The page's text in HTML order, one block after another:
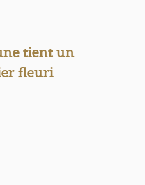
tient un
fleuri